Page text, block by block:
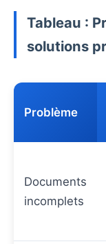
Tableau :
solutions
Problème
Documents
incomplets